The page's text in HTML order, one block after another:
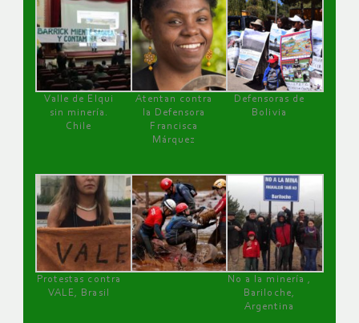
Valle de Elqui
sin minería.
Chile
Atentan contra
la Defensora
Francisca
Márquez
Defensoras de
Bolivia
Protestas contra
VALE, Brasil
No a la minería ,
Bariloche,
Argentina